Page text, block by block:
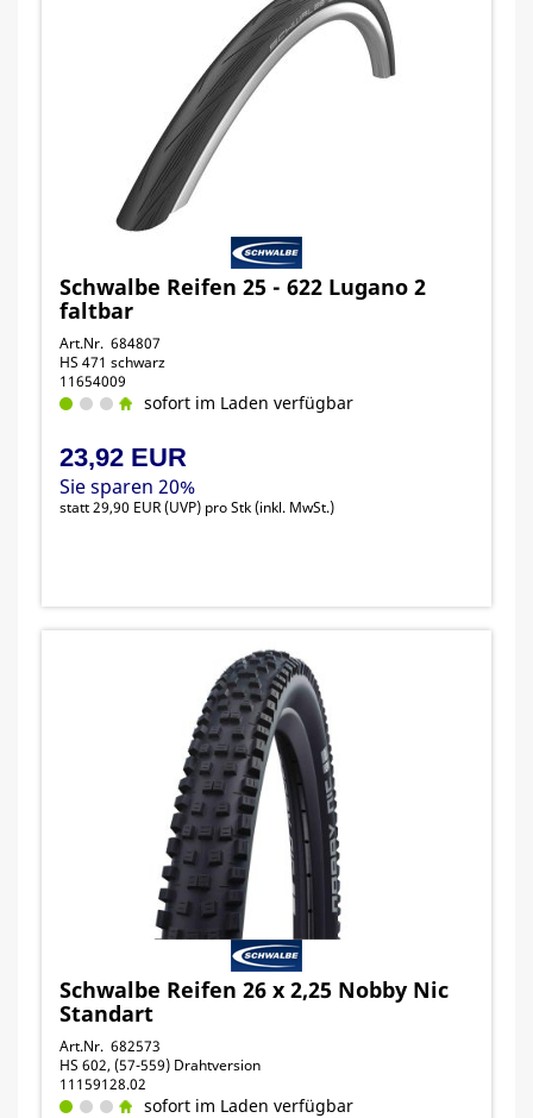
Schwalbe Reifen 25 - 622 Lugano 2
faltbar
Art.Nr. 684807
HS 471 schwarz
11654009
sofort im Laden verfügbar
23,92 EUR
Sie sparen 20%
statt29,90 EUR(UVP) pro Stk (inkl. MwSt.)
Schwalbe Reifen 26 x 2,25 Nobby Nic
Standart
Art.Nr. 682573
HS 602, (57-559) Drahtversion
11159128.02
sofort im Laden verfügbar